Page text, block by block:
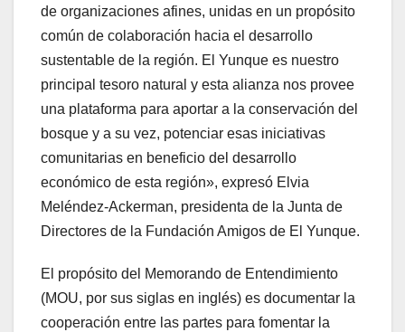
de organizaciones afines, unidas en un propósito
común de colaboración hacia el desarrollo
sustentable de la región. El Yunque es nuestro
principal tesoro natural y esta alianza nos provee
una plataforma para aportar a la conservación del
bosque y a su vez, potenciar esas iniciativas
comunitarias en beneficio del desarrollo
económico de esta región», expresó Elvia
Meléndez-Ackerman, presidenta de la Junta de
Directores de la Fundación Amigos de El Yunque.
El propósito del Memorando de Entendimiento
(MOU, por sus siglas en inglés) es documentar la
cooperación entre las partes para fomentar la